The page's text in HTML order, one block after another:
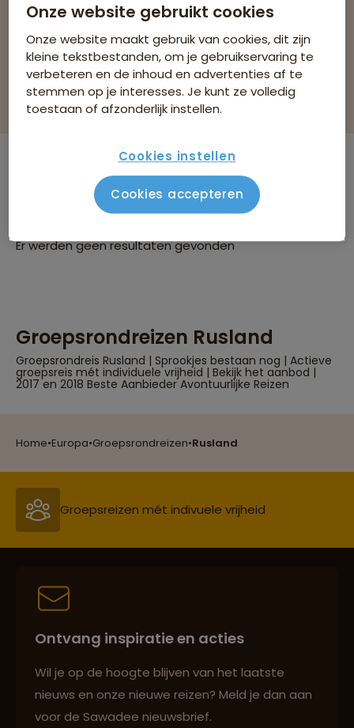
Home•Europa•Groepsrondreizen•Rusland
Filteren & sorteren
reizen die voldoen aan jouw
Groepsrondreizen Rusland Verwijder alle filters
Er werden geen resultaten gevonden
Groepsrondreizen Rusland
Groepsrondreis Rusland | Sprookjes bestaan nog | Actieve
groepsreis mét individuele vrijheid | Bekijk het aanbod |
2017 en 2018 Beste Aanbieder Avontuurlijke Reizen
Groepsreizen mét indivuele vrijheid
Persoonlijk en deskundig reisadvies
Ontvang inspiratie en acties
Wil je op de hoogte blijven van het laatste
nieuws en onze nieuwe reizen? Meld je dan aan
voor de Sawadee nieuwsbrief.
Onze website gebruikt cookies
Onze website maakt gebruik van cookies, dit zijn
kleine tekstbestanden, om je gebruikservaring te
verbeteren en de inhoud en advertenties af te
stemmen op je interesses. Je kunt ze volledig
toestaan of afzonderlijk instellen.
Cookies instellen
Cookies accepteren